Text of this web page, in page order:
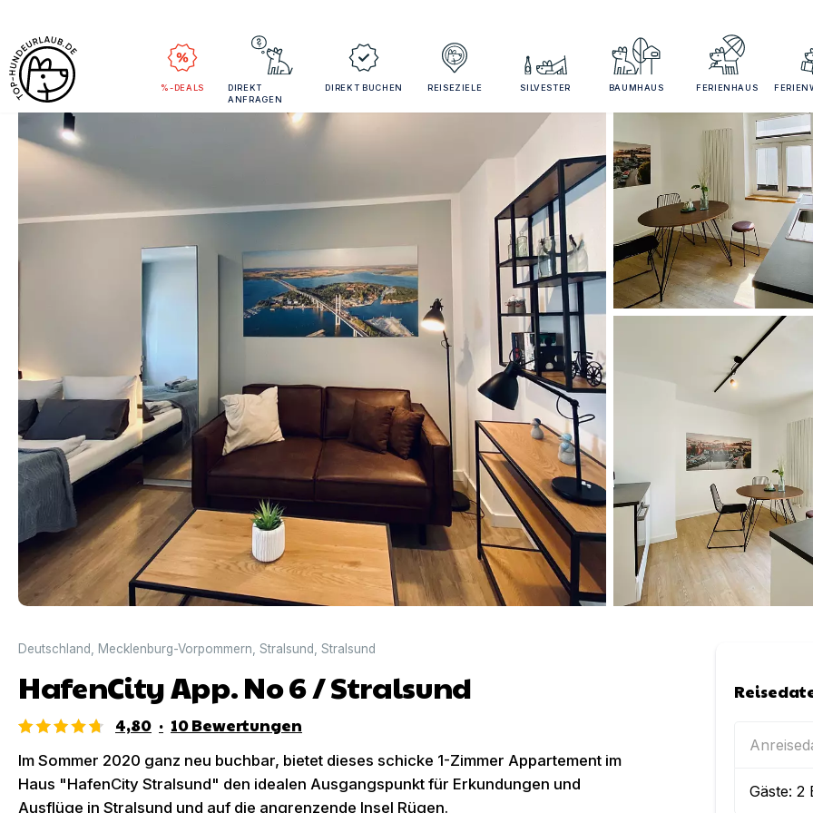
%-DEALS
DIREKT
ANFRAGEN
DIREKT BUCHEN REISEZIELE SILVESTER BAUMHAUS FERIENHAUS
Deutschland Mecklenburg-Vorpommern Stralsund Stralsund
HafenCity App. No 6 / Stralsund
4,80 · 10Bewertungen
Im Sommer 2020 ganz neu buchbar, bietet dieses schicke 1-Zimmer Appartement im
Haus "HafenCity Stralsund" den idealen Ausgangspunkt für Erkundungen und
Ausflüge in Stralsund und auf die angrenzende Insel Rügen.
Gäste:2